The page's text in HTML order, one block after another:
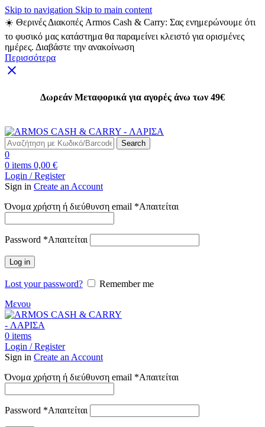
Skip to navigation Skip to main content
☀️ Θερινές Διακοπές Armos Cash & Carry: Σας ενημερώνουμε ότι
το φυσικό μας κατάστημα θα παραμείνει κλειστό για ορισμένες
ημέρες. Διαβάστε την ανακοίνωση
Περισσότερα
Δωρεάν Μεταφορικά για αγορές άνω των 49€
Search
0
0 items 0,00 €
Login / Register
Sign in Create an Account
Όνομα χρήστη ή διεύθυνση email *Απαιτείται
Password *Απαιτείται
Log in
Lost your password?
Remember me
Μενου
0 items
Login / Register
Sign in Create an Account
Όνομα χρήστη ή διεύθυνση email *Απαιτείται
Password *Απαιτείται